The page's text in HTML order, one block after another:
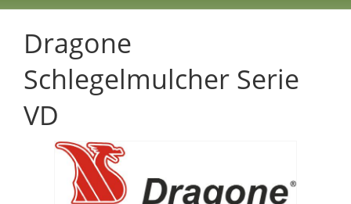
Dragone
Schlegelmulcher Serie
VD